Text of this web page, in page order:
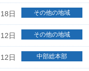
日 その他の地域
日 その他の地域
日 中部総本部